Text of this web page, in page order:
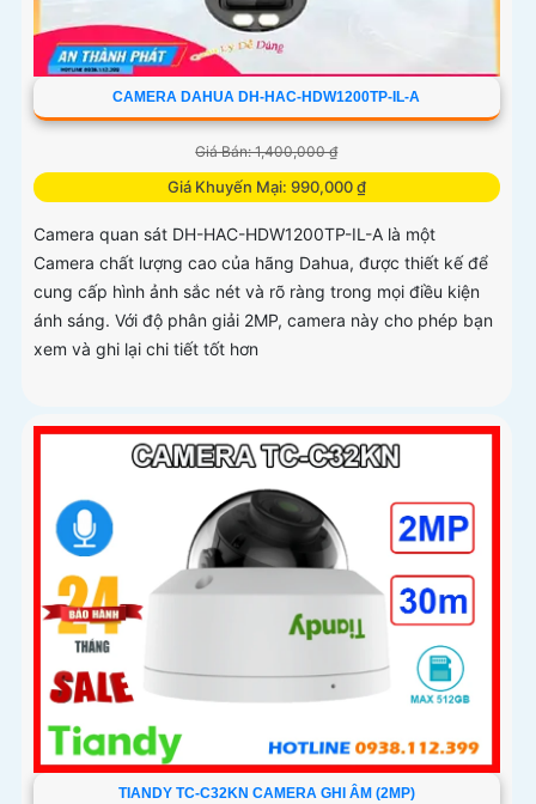
CAMERA DAHUA DH-HAC-HDW1200TP-IL-A
Giá Bán: 1,400,000 ₫
Giá Khuyến Mại: 990,000 ₫
Camera quan sát DH-HAC-HDW1200TP-IL-A là một
Camera chất lượng cao của hãng Dahua, được thiết kế để
cung cấp hình ảnh sắc nét và rõ ràng trong mọi điều kiện
ánh sáng. Với độ phân giải 2MP, camera này cho phép bạn
xem và ghi lại chi tiết tốt hơn
TIANDY TC-C32KN CAMERA GHI ÂM (2MP)